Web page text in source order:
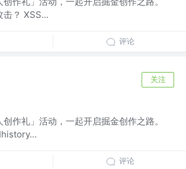
击？ XSS...
评论
关注
作礼」活动，一起开启掘金创作之路。
评论